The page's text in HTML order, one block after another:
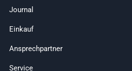
Journal
Einkauf
Ansprechpartner
Service